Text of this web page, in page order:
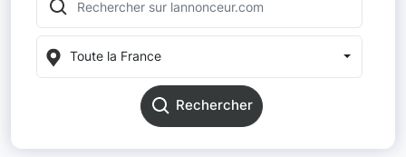
Toute la France
Rechercher